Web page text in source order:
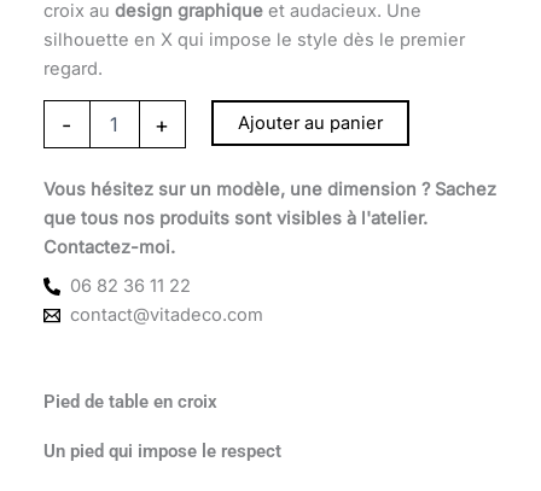
croix au design graphiqueet audacieux. Une
silhouette en X qui impose le style dès le premier
regard.
- + Ajouter au panier
Vous hésitez sur un modèle, une dimension ? Sachez
que tous nos produits sont visibles à l'atelier.
Contactez-moi.
06 82 36 11 22
contact@vitadeco.com
Pied de table en croix
Un pied qui impose le respect